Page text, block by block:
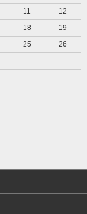
11
12
18
19
25
26